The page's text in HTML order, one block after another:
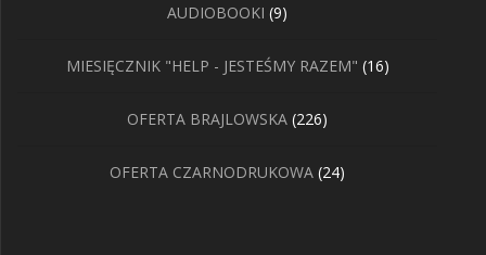
AUDIOBOOKI 99
MIESIĘCZNIK "HELP - JESTEŚMY RAZEM" 1616
OFERTA BRAJLOWSKA 226226
OFERTA CZARNODRUKOWA 2424